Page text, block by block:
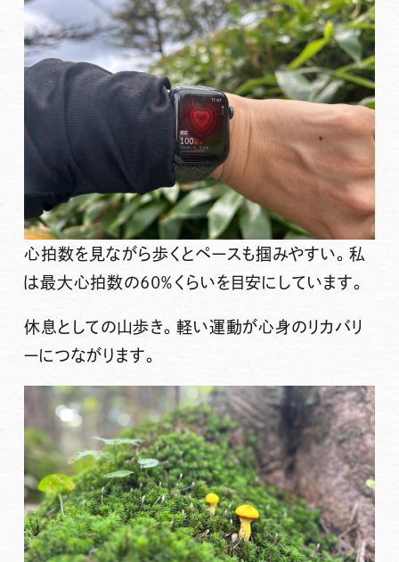
心拍数を見ながら歩くとペースも掴みやすい。私
は最大心拍数の60％くらいを目安にしています。
休息としての山歩き。軽い運動が心身のリカバリ
ーにつながります。